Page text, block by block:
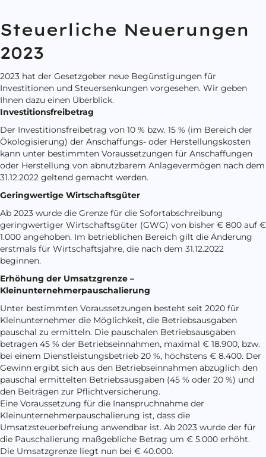
Steuerliche Neuerungen
2023
2023 hat der Gesetzgeber neue Begünstigungen für
Investitionen und Steuersenkungen vorgesehen. Wir geben
Ihnen dazu einen Überblick.
Investitionsfreibetrag
Der Investitionsfreibetrag von 10 % bzw. 15 % (im Bereich der
Ökologisierung) der Anschaffungs- oder Herstellungskosten
kann unter bestimmten Voraussetzungen für Anschaffungen
oder Herstellung von abnutzbarem Anlagevermögen nach dem
31.12.2022 geltend gemacht werden.
Geringwertige Wirtschaftsgüter
Ab 2023 wurde die Grenze für die Sofortabschreibung
geringwertiger Wirtschaftsgüter (GWG) von bisher € 800 auf €
1.000 angehoben. Im betrieblichen Bereich gilt die Änderung
erstmals für Wirtschaftsjahre, die nach dem 31.12.2022
beginnen.
Erhöhung der Umsatzgrenze –
Kleinunternehmerpauschalierung
Unter bestimmten Voraussetzungen besteht seit 2020 für
Kleinunternehmer die Möglichkeit, die Betriebsausgaben
pauschal zu ermitteln. Die pauschalen Betriebsausgaben
betragen 45 % der Betriebseinnahmen, maximal € 18.900, bzw.
bei einem Dienstleistungsbetrieb 20 %, höchstens € 8.400. Der
Gewinn ergibt sich aus den Betriebseinnahmen abzüglich den
pauschal ermittelten Betriebsausgaben (45 % oder 20 %) und
den Beiträgen zur Pflichtversicherung.
Eine Voraussetzung für die Inanspruchnahme der
Kleinunternehmerpauschalierung ist, dass die
Umsatzsteuerbefreiung anwendbar ist. Ab 2023 wurde der für
die Pauschalierung maßgebliche Betrag um € 5.000 erhöht.
Die Umsatzgrenze liegt nun bei € 40.000.